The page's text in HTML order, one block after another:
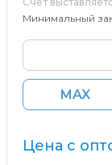
Минимальный
MAX
Цена с